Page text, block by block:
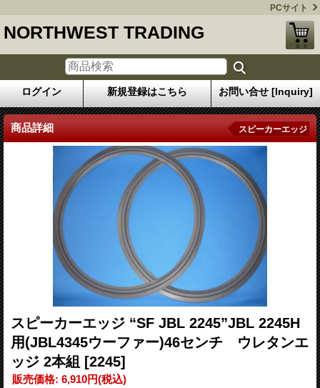
PCサイト
NORTHWEST TRADING
ログイン 新規登録はこちら お問い合せ [Inquiry]
商品詳細 スピーカーエッジ
スピーカーエッジ “SF JBL 2245”JBL 2245H
用(JBL4345ウーファー)46センチ ウレタンエ
ッジ 2本組 [2245]
販売価格: 6,910円(税込)